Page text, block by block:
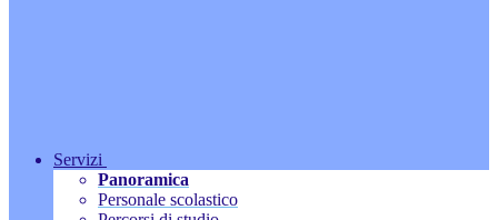
Servizi
Panoramica
Personale scolastico